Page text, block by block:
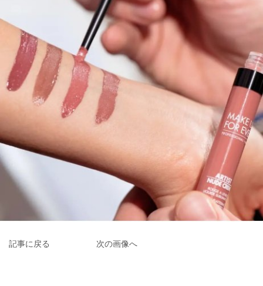
記事に戻る 次の画像へ